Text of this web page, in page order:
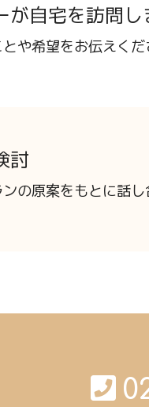
が自宅を訪問し
や希望をお伝えくだ
討
の原案をもとに話